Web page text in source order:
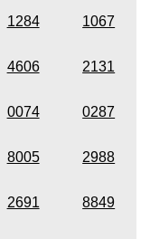
1284 1067
4606 2131
0074 0287
8005 2988
2691 8849